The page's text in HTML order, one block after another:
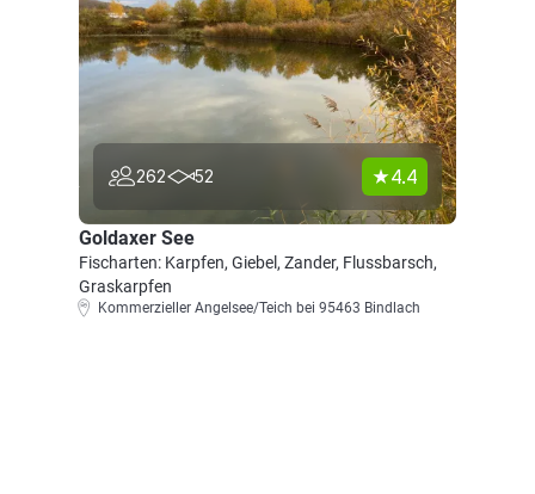
262 52 4.4
Goldaxer See
Fischarten: Karpfen, Giebel, Zander, Flussbarsch,
Graskarpfen
Kommerzieller Angelsee/Teich bei 95463 Bindlach